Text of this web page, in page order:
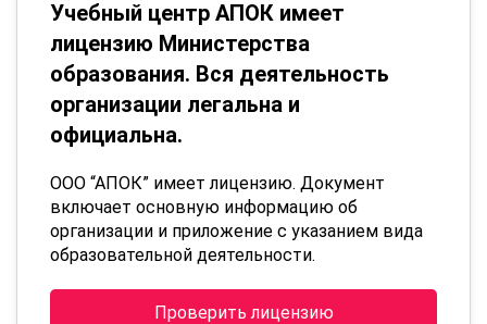
Учебный центр АПОК имеет
лицензию Министерства
образования. Вся деятельность
организации легальна и
официальна.
ООО “АПОК” имеет лицензию. Документ
включает основную информацию об
организации и приложение с указанием вида
образовательной деятельности.
Проверить лицензию